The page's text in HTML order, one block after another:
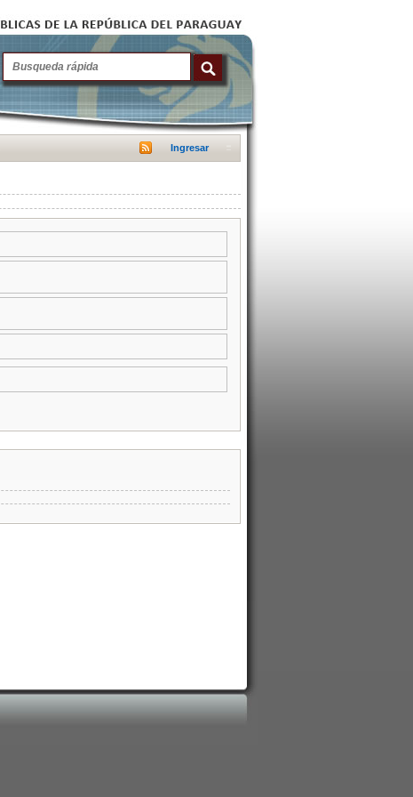
Ingresar